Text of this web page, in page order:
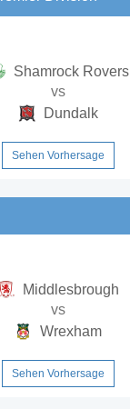
Shamrock Rovers
vs
Dundalk
Sehen Vorhersage
Middlesbrough
vs
Wrexham
Sehen Vorhersage